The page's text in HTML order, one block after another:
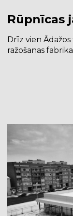
Rūpnīcas
Drīz vien
ražošanas